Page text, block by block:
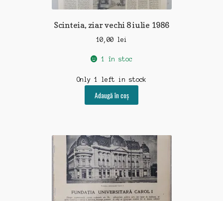
Scinteia, ziar vechi 8 iulie 1986
10,00 lei
1 în stoc
Only 1 left in stock
Adaugă în coș